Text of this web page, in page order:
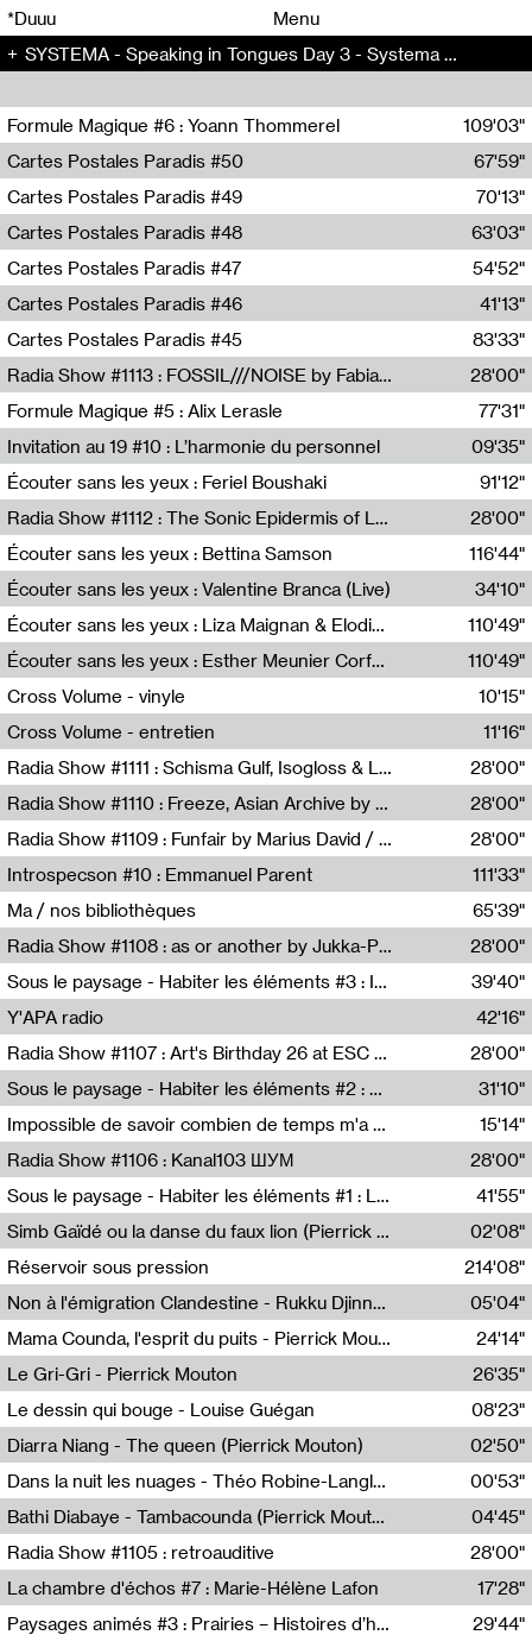
*Duuu
Menu
SYSTEMA - Speaking in Tongues Day 3 - Systema (7)
Formule Magique #6 : Yoann Thommerel
Nathalie Lacroix,Yoann Thommerel
109'03"
Cartes Postales Paradis #50
Zoé Leroux
67'59"
Cartes Postales Paradis #49
Aurore Portales
70'13"
Cartes Postales Paradis #48
Mathias Dupaquier
63'03"
Cartes Postales Paradis #47
Raymond Engramer
54'52"
Cartes Postales Paradis #46
Sarah Banville
41'13"
Cartes Postales Paradis #45
Mateo Cuin
83'33"
Radia Show #1113 : FOSSIL///NOISE by Fabiana Gibim / Wave Farm
Wave Farm
28'00"
Formule Magique #5 : Alix Lerasle
Nathalie Lacroix
77'31"
Invitation au 19 #10 : L’harmonie du personnel
19, CRAC
09'35"
Écouter sans les yeux : Feriel Boushaki
Feriel Boushaki
91'12"
Radia Show #1112 : The Sonic Epidermis of Lake Léman by Paul Courlet / Guest Slot
28'00"
Écouter sans les yeux : Bettina Samson
Bettina Samson
116'44"
Écouter sans les yeux : Valentine Branca (Live)
Valentine Branca
34'10"
Écouter sans les yeux : Liza Maignan & Elodie Lecat
Liza Maignan,Elodie Lecat
110'49"
Écouter sans les yeux : Esther Meunier Corfdyr
Esther Meunier Corfdyr
110'49"
Cross Volume - vinyle
10'15"
Cross Volume - entretien
11'16"
Radia Show #1111 : Schisma Gulf, Isogloss & Lament For The Old Clock By Harvey Young / Resonance
Resonance
28'00"
Radia Show #1110 : Freeze, Asian Archive by Avita Maheen / Radio Worm
Radio WORM
28'00"
Radia Show #1109 : Funfair by Marius David / JET FM
Jet FM
28'00"
Introspecson #10 : Emmanuel Parent
Pierre Henry,Emmanuel Parent
111'33"
Ma / nos bibliothèques
Sarah Tritz,Elene Lapiashivili,Justin Marconnet,Mateo Cuche,Esther Lechevalier,Suzie Lecroart,Romance Castelet
65'39"
Radia Show #1108 : as or another by Jukka-Pekka Kervinen / Rádio Zero
Radio Zero
28'00"
Sous le paysage - Habiter les éléments #3 : Interprétations, rituels et symboliques des éléments
Nastassja Martin
39'40"
Y'APA radio
Pierrick Mouton
42'16"
Radia Show #1107 : Art's Birthday 26 at ESC - Medien Kunst Labor
Radio Helsinki
28'00"
Sous le paysage - Habiter les éléments #2 : Vers le tournant élémentaire
Nastassja Martin
31'10"
Impossible de savoir combien de temps m'a échappé
Mélanie Blaison,Mateo Cuin
15'14"
Radia Show #1106 : Kanal103 ШУМ
Kanal103
28'00"
Sous le paysage - Habiter les éléments #1 : Les éléments et les débordements du vivant
Nastassja Martin
41'55"
Simb Gaïdé ou la danse du faux lion (Pierrick Mouton)
Pierrick Mouton,Simb Gaïdé
02'08"
Réservoir sous pression
214'08"
Non à l'émigration Clandestine - Rukku Djinne Squad (Eden Tinto Collins)
Eden Tinto Collins,Rukku Djinne
05'04"
Mama Counda, l'esprit du puits - Pierrick Mouton
Pierrick Mouton
24'14"
Le Gri-Gri - Pierrick Mouton
Pierrick Mouton
26'35"
Le dessin qui bouge - Louise Guégan
Louise Guégan
08'23"
Diarra Niang - The queen (Pierrick Mouton)
Pierrick Mouton,Diarra Niang
02'50"
Dans la nuit les nuages - Théo Robine-Langlois
Théo Robine-Langlois,LD Beat
00'53"
Bathi Diabaye - Tambacounda (Pierrick Mouton)
Pierrick Mouton,Bathi Diabaye
04'45"
Radia Show #1105 : retroauditive
Soundart Radio
28'00"
La chambre d'échos #7 : Marie-Hélène Lafon
Revue Les Chambres,Marie-Hélène Lafon
17'28"
Paysages animés #3 : Prairies – Histoires d’herbes et d’humains
29'44"
00 00
00 00